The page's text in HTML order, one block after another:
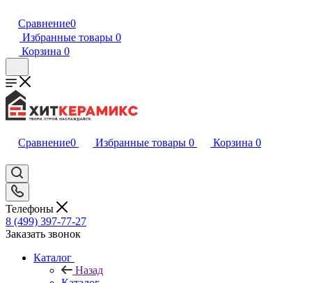
Сравнение0
Избранные товары 0
Корзина 0
Сравнение0 Избранные товары 0 Корзина 0
Телефоны
8 (499) 397-77-27
Заказать звонок
Каталог
Назад